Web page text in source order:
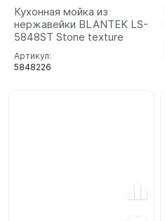
Кухонная мойка из
нержавейки BLANTEK LS-
5848ST Stone texture
Артикул:
5848226